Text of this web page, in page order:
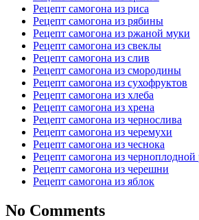
Рецепт самогона из риса
Рецепт самогона из рябины
Рецепт самогона из ржаной муки
Рецепт самогона из свеклы
Рецепт самогона из слив
Рецепт самогона из смородины
Рецепт самогона из сухофруктов
Рецепт самогона из хлеба
Рецепт самогона из хрена
Рецепт самогона из чернослива
Рецепт самогона из черемухи
Рецепт самогона из чеснока
Рецепт самогона из
Рецепт самогона из черешни
Рецепт самогона из яблок
No Comments